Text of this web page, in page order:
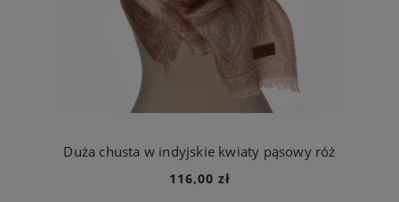
Duża chusta w indyjskie kwiaty pąsowy róż
116,00 zł